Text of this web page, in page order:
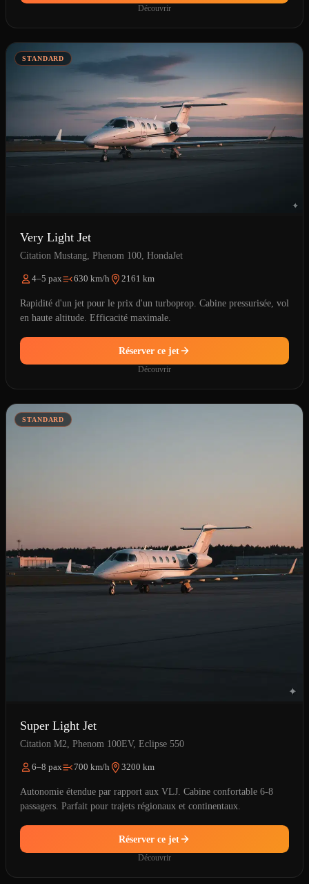
Découvrir
STANDARD
Very Light Jet
Citation Mustang, Phenom 100, HondaJet
4–5 pax 630 km/h 2161 km
Rapidité d'un jet pour le prix d'un turboprop. Cabine pressurisée, vol
en haute altitude. Efficacité maximale.
Réserver ce jet
Découvrir
STANDARD
Super Light Jet
Citation M2, Phenom 100EV, Eclipse 550
6–8 pax 700 km/h 3200 km
Autonomie étendue par rapport aux VLJ. Cabine confortable 6-8
passagers. Parfait pour trajets régionaux et continentaux.
Réserver ce jet
Découvrir